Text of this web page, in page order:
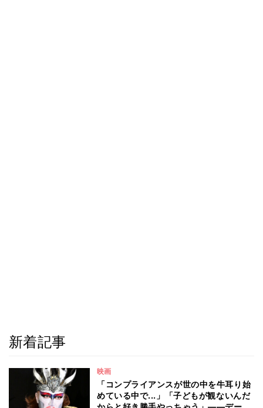
新着記事
映画
「コンプライアンスが世の中を牛耳り始
めている中で...」「子どもが観ないんだ